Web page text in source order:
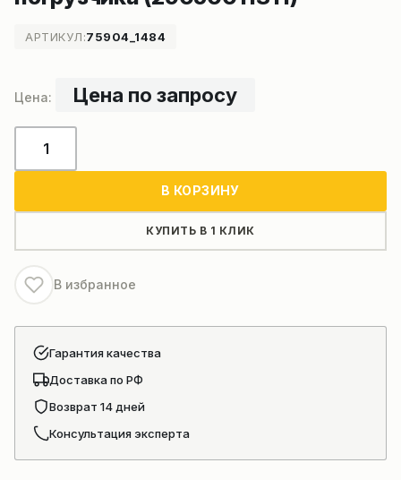
АРТИКУЛ:75904_1484
Цена по запросу
товара
фронтального
погрузчика
(29050011311)
В КОРЗИНУ
КУПИТЬ В 1 КЛИК
В избранное
Гарантия качества
Доставка по РФ
Возврат 14 дней
Консультация эксперта